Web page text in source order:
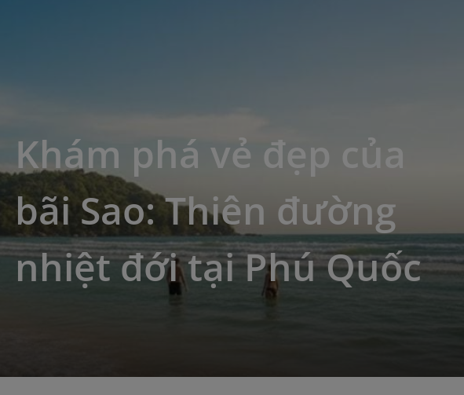
Khám phá vẻ đẹp của
bãi Sao: Thiên đường
nhiệt đới tại Phú Quốc